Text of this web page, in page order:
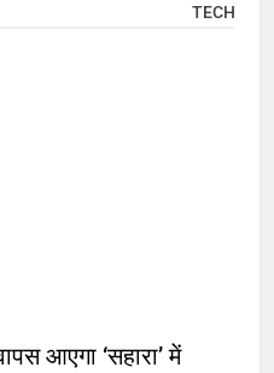
TECH
आएगा ‘सहारा’ में